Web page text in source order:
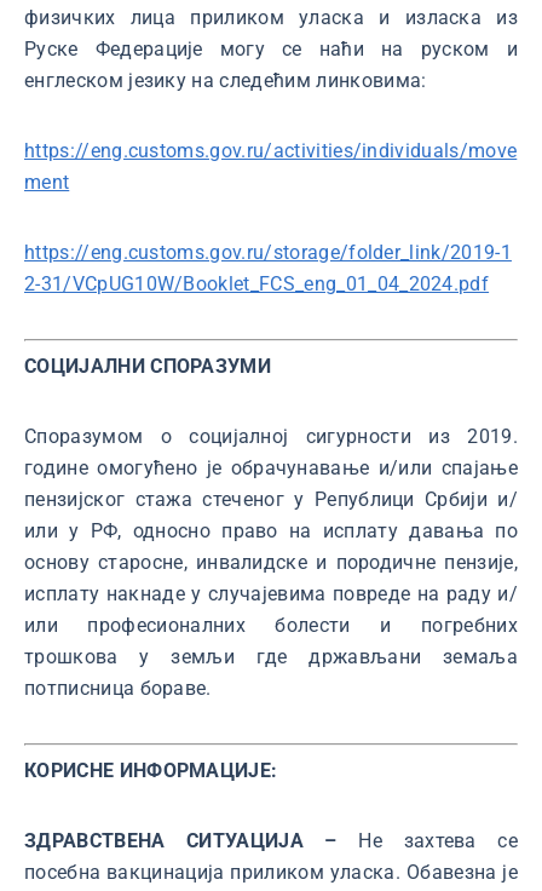
физичких лица приликом уласка и изласка из
Руске Федерације могу се наћи на руском и
енглеском језику на следећим линковима:
https://eng.customs.gov.ru/activities/individuals/move
ment
https://eng.customs.gov.ru/storage/folder_link/2019-1
2-31/VCpUG10W/Booklet_FCS_eng_01_04_2024.pdf
СОЦИЈАЛНИ СПОРАЗУМИ
Споразумом о социјалној сигурности из 2019.
године омогућено је обрачунавање и/или спајање
пензијског стажа стеченог у Републици Србији и/
или у РФ, односно право на исплату давања по
основу старосне, инвалидске и породичне пензије,
исплату накнаде у случајевима повреде на раду и/
или професионалних болести и погребних
трошкова у земљи где држављани земаља
потписница бораве.
КОРИСНЕ ИНФОРМАЦИЈЕ:
ЗДРАВСТВЕНА СИТУАЦИЈА – Не захтева се
посебна вакцинација приликом уласка. Обавезна је